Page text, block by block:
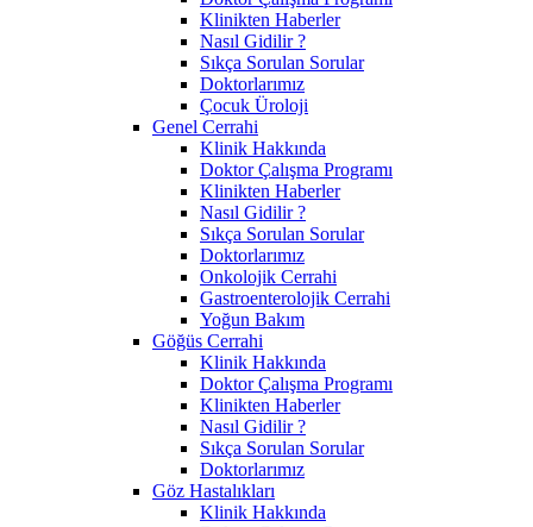
Klinikten Haberler
Nasıl Gidilir ?
Sıkça Sorulan Sorular
Doktorlarımız
Çocuk Üroloji
Genel Cerrahi
Klinik Hakkında
Doktor Çalışma Programı
Klinikten Haberler
Nasıl Gidilir ?
Sıkça Sorulan Sorular
Doktorlarımız
Onkolojik Cerrahi
Gastroenterolojik Cerrahi
Yoğun Bakım
Göğüs Cerrahi
Klinik Hakkında
Doktor Çalışma Programı
Klinikten Haberler
Nasıl Gidilir ?
Sıkça Sorulan Sorular
Doktorlarımız
Göz Hastalıkları
Klinik Hakkında